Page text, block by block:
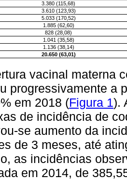
3.380 (115,68)
3.610 (123,93)
5.033 (170,52)
1.885 (62,60)
828 (28,08)
1.041 (35,58)
1.136 (38,14)
20.650 (63,01)
vacinal materna
progressivamente a
em 2018 (Figura 1).
de incidência de
se aumento da
de 3 meses, até
as incidências
em 2014, de